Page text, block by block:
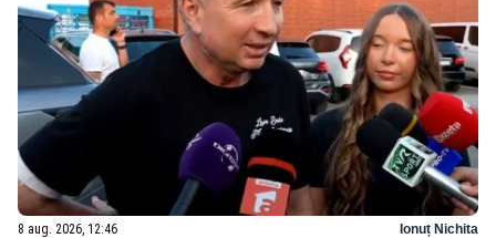
8 aug. 2026, 12:46 Ionuț Nichita